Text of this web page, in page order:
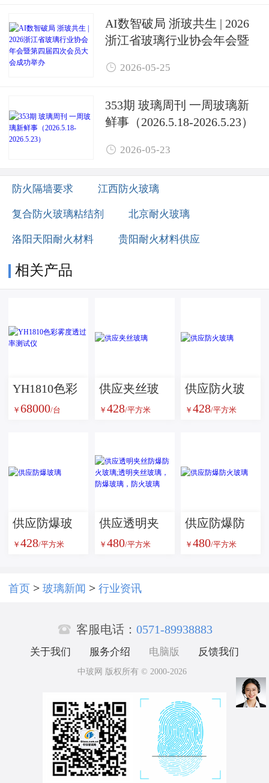
AI数智破局 浙玻共生 | 2026
浙江省玻璃行业协会年会暨
办
 2026-05-25
353期 玻璃周刊 一周玻璃新
鲜事（2026.5.18-2026.5.23）
 2026-05-23
防火隔墙要求 江西防火玻璃
复合防火玻璃粘结剂 北京耐火玻璃
洛阳天阳耐火材料 贵阳耐火材料供应
相关产品
YH1810色彩
雾度透过率
￥ 68000/台
供应夹丝玻
璃
￥ 428/平方米
供应防火玻
璃
￥ 428/平方米
供应防爆玻
璃
￥ 428/平方米
供应透明夹
丝防爆防火
丝玻璃，防
火玻璃
￥ 480/平方米
供应防爆防
火玻璃
￥ 480/平方米
首页 > 玻璃新闻 > 行业资讯
 客服电话： 0571-89938883
关于我们 服务介绍 电脑版 反馈我们
中玻网 版权所有 © 2000-2026